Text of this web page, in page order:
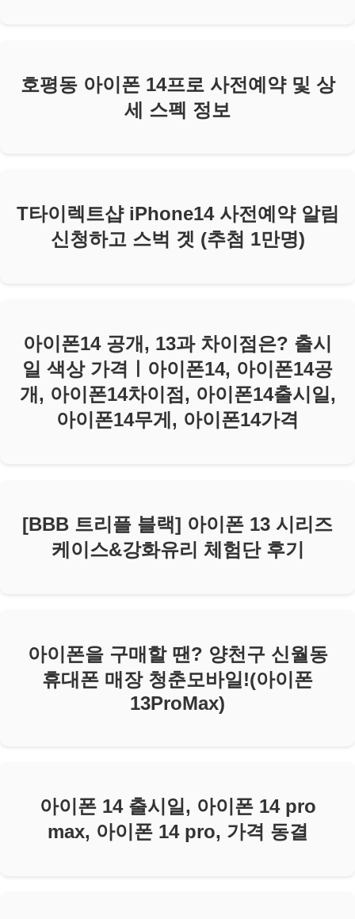
호평동 아이폰 14프로 사전예약 및 상
세 스펙 정보
T타이렉트샵 iPhone14 사전예약 알림
신청하고 스벅 겟 (추첨 1만명)
아이폰14 공개, 13과 차이점은? 출시
일 색상 가격ㅣ아이폰14, 아이폰14공
개, 아이폰14차이점, 아이폰14출시일,
아이폰14무게, 아이폰14가격
[BBB 트리플 블랙] 아이폰 13 시리즈
케이스&강화유리 체험단 후기
아이폰을 구매할 땐? 양천구 신월동
휴대폰 매장 청춘모바일!(아이폰
13ProMax)
아이폰 14 출시일, 아이폰 14 pro
max, 아이폰 14 pro, 가격 동결